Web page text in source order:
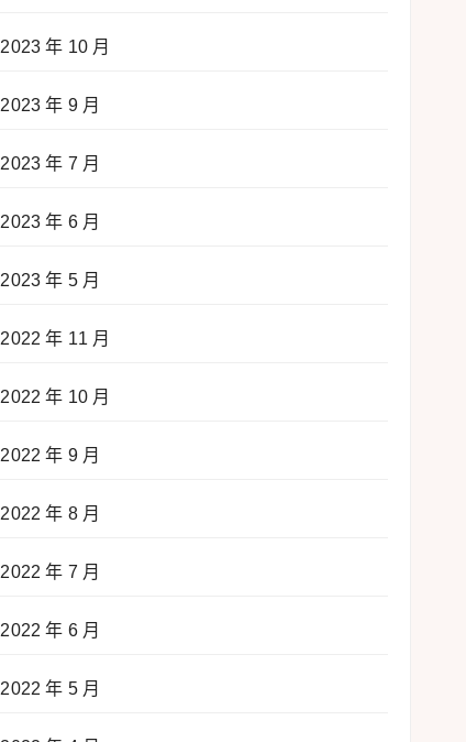
2023 年 10 月
2023 年 9 月
2023 年 7 月
2023 年 6 月
2023 年 5 月
2022 年 11 月
2022 年 10 月
2022 年 9 月
2022 年 8 月
2022 年 7 月
2022 年 6 月
2022 年 5 月